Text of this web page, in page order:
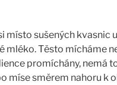
místo sušených kvasnic
mléko. Těsto mícháme
promíchány, nemá
míse směrem nahoru k